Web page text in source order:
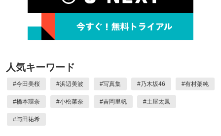
人気キーワード
#今田美桜 #浜辺美波 #写真集 #乃木坂46 #有村架純
#橋本環奈 #小松菜奈 #吉岡里帆 #土屋太鳳
#与田祐希